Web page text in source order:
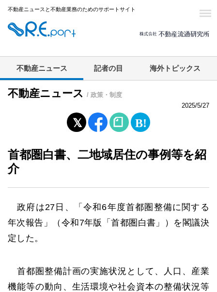
不動産ニュースと不動産業務のためのサポートサイト
不動産ニュース 記者の目 海外トピックス
不動産ニュース / 政策・制度
2025/5/27
首都圏白書、二地域居住の事例等を紹
介
政府は27日、「令和6年度首都圏整備に関する
年次報告」（令和7年版「首都圏白書」）を閣議決
定した。
首都圏整備計画の実施状況として、人口、産業
機能等の動向、生活環境や社会資本の整備状況等